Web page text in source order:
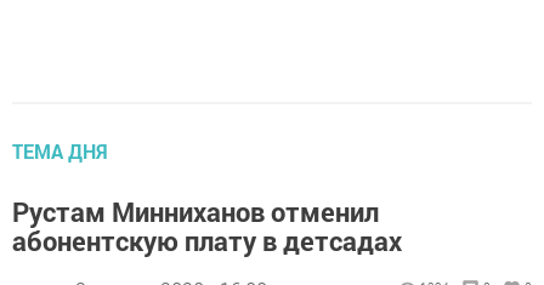
ТЕМА ДНЯ
Рустам Минниханов отменил
абонентскую плату в детсадах